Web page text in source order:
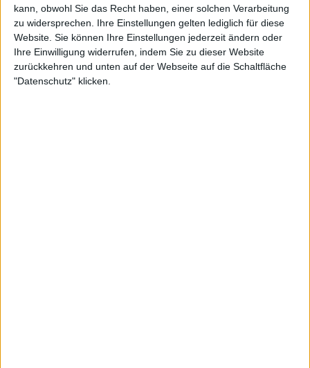
kann, obwohl Sie das Recht haben, einer solchen Verarbeitung
zu widersprechen. Ihre Einstellungen gelten lediglich für diese
Website. Sie können Ihre Einstellungen jederzeit ändern oder
Ihre Einwilligung widerrufen, indem Sie zu dieser Website
zurückkehren und unten auf der Webseite auf die Schaltfläche
"Datenschutz" klicken.